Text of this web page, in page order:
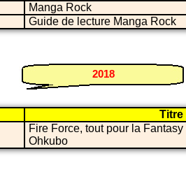
Manga Rock
Guide de lecture Manga Rock
2018
Titre
Fire Force, tout pour la
Ohkubo